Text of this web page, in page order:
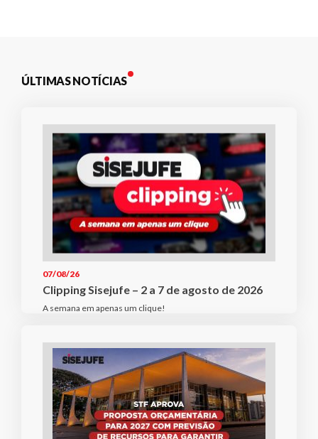
ÚLTIMAS NOTÍCIAS
07/08/26
Clipping Sisejufe – 2 a 7 de agosto de 2026
A semana em apenas um clique!